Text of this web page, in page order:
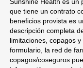
Sunshine Health es un
que tiene un contrato
beneficios provista es
descripción completa
limitaciones, copagos
formulario, la red de
copagos/coseguros